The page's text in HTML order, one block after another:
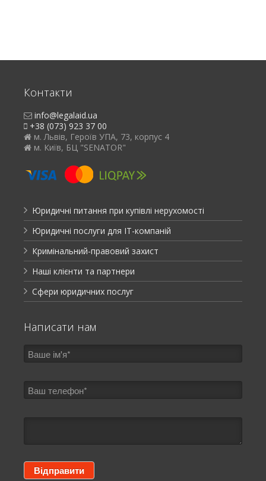
Контакти
info@legalaid.ua
+38 (073) 923 37 00
м. Львів, Героїв УПА, 73, корпус 4
м. Київ, БЦ "SENATOR"
Юридичні питання при купівлі нерухомості
Юридичні послуги для ІТ-компаній
Кримінальний-правовий захист
Наші клієнти та партнери
Сфери юридичних послуг
Написати нам